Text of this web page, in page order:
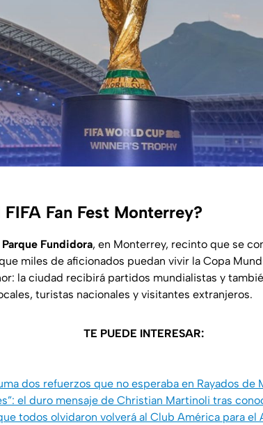
Fan Fest Monterrey?
Parque Fundidora, en Monterrey, recinto que se
miles de aficionados puedan vivir la Copa
la ciudad recibirá partidos mundialistas y
turistas nacionales y visitantes extranjeros.
TE PUEDE INTERESAR:
dos refuerzos que no esperaba en Rayados de
el duro mensaje de Christian Martinoli tras
todos olvidaron volverá al Club América para el